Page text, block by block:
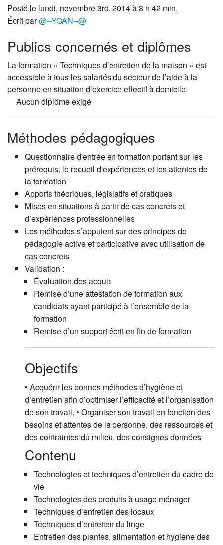
Posté le lundi, novembre 3rd, 2014 à 8 h 42 min.
Écrit par@--YOAN--@
Publics concernés et diplômes
La formation « Techniques d’entretien de la maison » est
accessible à tous les salariés du secteur de l’aide à la
personne en situation d’exercice effectif à domicile.
Aucun diplôme exigé
Méthodes pédagogiques
Questionnaire d'entrée en formation portant sur les
prérequis, le recueil d'expériences et les attentes de
la formation
Apports théoriques, législatifs et pratiques
Mises en situations à partir de cas concrets et
d’expériences professionnelles
Les méthodes s’appuient sur des principes de
pédagogie active et participative avec utilisation de
cas concrets
Validation :
Évaluation des acquis
Remise d’une attestation de formation aux
candidats ayant participé à l’ensemble de la
formation
Remise d’un support écrit en fin de formation
Objectifs
• Acquérir les bonnes méthodes d’hygiène et
d’entretien afin d’optimiser l’efficacité et l’organisation
de son travail. • Organiser son travail en fonction des
besoins et attentes de la personne, des ressources et
des contraintes du milieu, des consignes données
Contenu
Technologies et techniques d’entretien du cadre de
vie
Technologies des produits à usage ménager
Techniques d’entretien des locaux
Techniques d’entretien du linge
Entretien des plantes, alimentation et hygiène des